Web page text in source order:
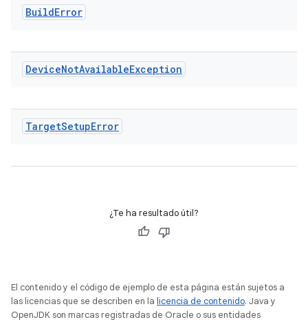
BuildError
DeviceNotAvailableException
TargetSetupError
¿Te ha resultado útil?
El contenido y el código de ejemplo de esta página están sujetos a
las licencias que se describen en la licencia de contenido. Java y
OpenJDK son marcas registradas de Oracle o sus entidades